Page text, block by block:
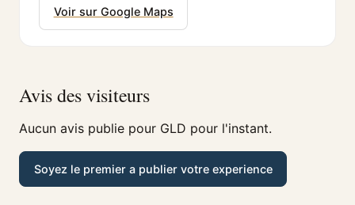
Voir sur Google Maps
Avis des visiteurs
Aucun avis publie pour GLD pour l'instant.
Soyez le premier a publier votre experience